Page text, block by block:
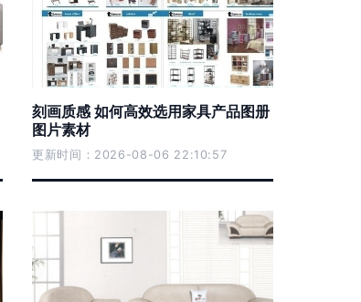
刻画质感 如何高效选用家具产品图册
图片素材
更新时间：2026-08-06 22:10:57